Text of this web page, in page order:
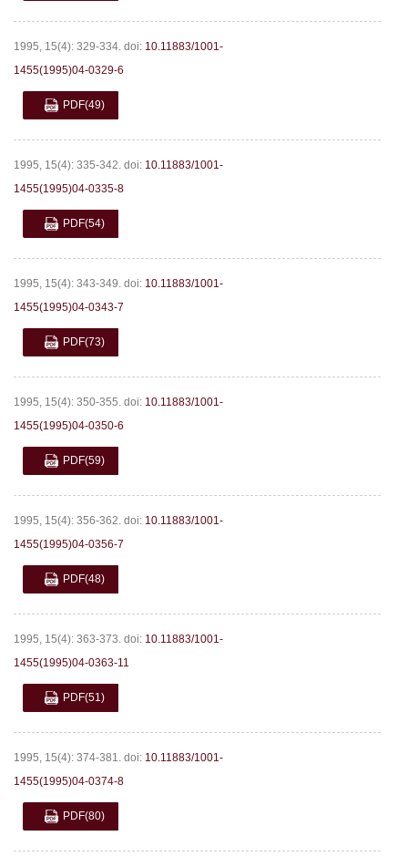
1995, 15(4): 329-334. doi: 10.11883/1001-
1455(1995)04-0329-6
PDF(49)
1995, 15(4): 335-342. doi: 10.11883/1001-
1455(1995)04-0335-8
PDF(54)
1995, 15(4): 343-349. doi: 10.11883/1001-
1455(1995)04-0343-7
PDF(73)
1995, 15(4): 350-355. doi: 10.11883/1001-
1455(1995)04-0350-6
PDF(59)
1995, 15(4): 356-362. doi: 10.11883/1001-
1455(1995)04-0356-7
PDF(48)
1995, 15(4): 363-373. doi: 10.11883/1001-
1455(1995)04-0363-11
PDF(51)
1995, 15(4): 374-381. doi: 10.11883/1001-
1455(1995)04-0374-8
PDF(80)